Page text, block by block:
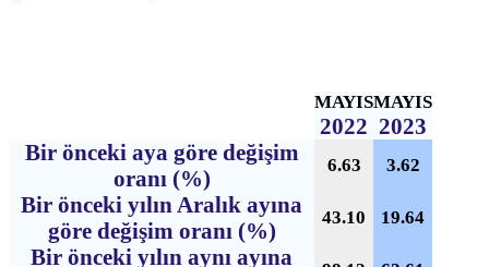
MAYISMAYIS
2022 2023
Bir önceki aya göre değişim
oranı (%)
6.63 3.62
Bir önceki yılın Aralık ayına
göre değişim oranı (%)
43.10 19.64
Bir önceki yılın aynı ayına